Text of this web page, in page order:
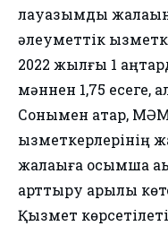
лауазымдық
әлеуметтік
2022 жылғы 1
мәннен 1,75 есеге,
Сонымен қатар,
қызметкерлерінің
жалақыға қосымша
арттыру арқылы
Қызмет